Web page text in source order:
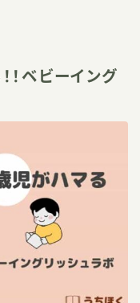
！ベビーイング